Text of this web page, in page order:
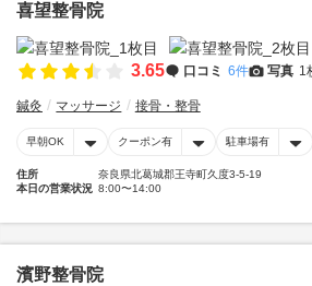
喜望整骨院
3.65 口コミ 6件 写真 1
鍼灸 マッサージ 接骨・整骨
早朝OK クーポン有 駐車場有
住所
奈良県北葛城郡王寺町久度3-5-19
本日の営業状況 8:00〜14:00
濱野整骨院